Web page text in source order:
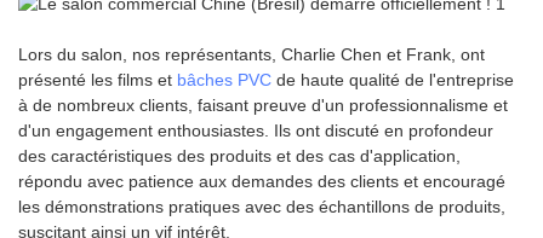
Lors du salon, nos représentants, Charlie Chen et Frank, ont
présenté les films et bâches PVC de haute qualité de l'entreprise
à de nombreux clients, faisant preuve d'un professionnalisme et
d'un engagement enthousiastes. Ils ont discuté en profondeur
des caractéristiques des produits et des cas d'application,
répondu avec patience aux demandes des clients et encouragé
les démonstrations pratiques avec des échantillons de produits,
suscitant ainsi un vif intérêt.